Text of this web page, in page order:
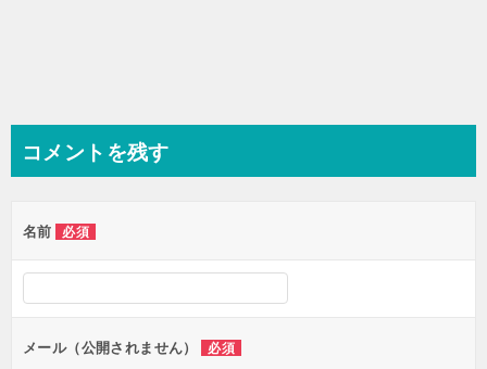
コメントを残す
名前 必須
メール（公開されません） 必須